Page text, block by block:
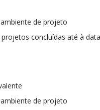
de projeto
concluídas até à
de projeto